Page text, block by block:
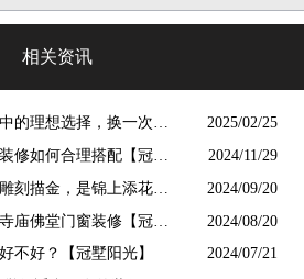
相关资讯
的理想选择，换一次用
2025/02/25
修如何合理搭配【冠墅
2024/11/29
刻描金，是锦上添花
2024/09/20
庙佛堂门窗装修【冠墅
2024/08/20
不好？【冠墅阳光】 2024/07/21